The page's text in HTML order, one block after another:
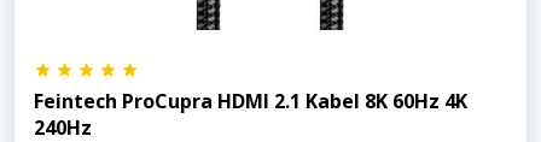
Feintech ProCupra HDMI 2.1 Kabel 8K 60Hz 4K
240Hz